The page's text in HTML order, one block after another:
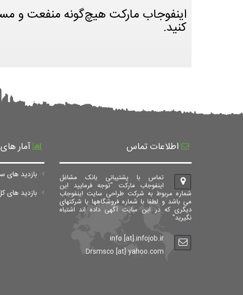
اینفوجاب مارکت هیچ‌گونه منفعت و
کنید.
اطلاعات تماس
تماس با پشتیبانی بانک مشاغل
اینفوجاب مارکت "توجه فرمایید این
شماره مربوط به شرکت طراحی سایت اینفوجاب
می باشد و لطفا با شماره فروشگاهها یا شرکتهای
دیگری که در این سایت آگهی داده اند اشتباه
نگیرید"
info [at] infojob.ir
Drsmsco [at] yahoo.com
آمار
بازدید های
بازدید های کل :